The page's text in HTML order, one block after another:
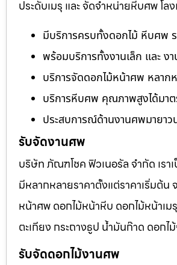
ประดับเมรุ และ จัดจำหน่ายหีบศพ โ
มีบริการครบทั้งดอกไม้ หีบศพ
พร้อมบริการทั้งงานเล็ก และ ง
บริการจัดดอกไม้หน้าศพ หลาก
บริการหีบศพ คุณภาพสูงได้มาต
ประสบการณ์ด้านงานศพมายาว
รับจัดงานศพ
บริษัท ภัณฑโชค ฟิวเนอรัล จำกัด เร
มีหลากหลายราคาตั้งแต่ราคาเริ่มต้น
หน้าศพ ดอกไม้หน้าหีบ ดอกไม้หน้าเ
ตะเกียง กระถางธูป น้ำมันก๊าด ดอก
รับจัดดอกไม้งานศพ